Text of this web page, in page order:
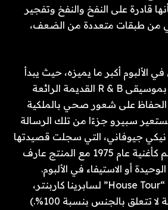
قادرة على النفخ والنفخ وتفجير
من طبقات متعددة من الضعف،
الألبوم أكبر ما يميزه، حيث يبدأ
“This Is My House” بموسيقى R & B القديمة الرائعة
الحفاظ على شعور صحي بالملكية
تستعير سبيرو جزءًا من تلك الرسالة
جيوفاني، التي سجلت قصيدتها
التي تحمل نفس الاسم كأغنية عام 1975 مع المنتج عارف
أو الاستيفاء في الألبوم.
(لدقيقة تذكرنا بأغنية “House Tour” لسابرينا كاربنتر،
باستثناء أن هذه الأغنية لا تتعلق بالجنس بنسبة 100%.)